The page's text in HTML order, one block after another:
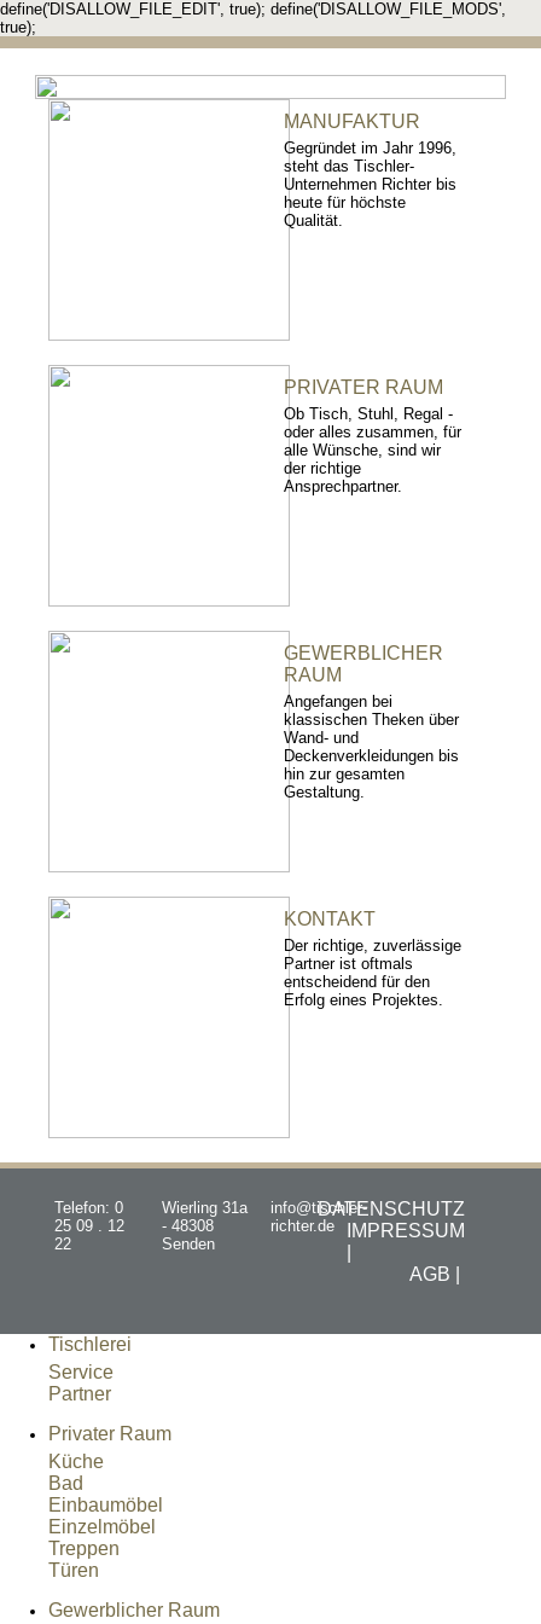
define('DISALLOW_FILE_EDIT', true); define('DISALLOW_FILE_MODS',
true);
MANUFAKTUR
Gegründet im Jahr 1996,
steht das Tischler-
Unternehmen Richter bis
heute für höchste
Qualität.
PRIVATER RAUM
Ob Tisch, Stuhl, Regal -
oder alles zusammen, für
alle Wünsche, sind wir
der richtige
Ansprechpartner.
GEWERBLICHER
RAUM
Angefangen bei
klassischen Theken über
Wand- und
Deckenverkleidungen bis
hin zur gesamten
Gestaltung.
KONTAKT
Der richtige, zuverlässige
Partner ist oftmals
entscheidend für den
Erfolg eines Projektes.
Telefon: 0
25 09 . 12
22
Wierling 31a
- 48308
Senden
info@tischler-
richter.de
DATENSCHUTZ
IMPRESSUM
AGB |
Tischlerei
Service
Partner
Privater Raum
Küche
Bad
Einbaumöbel
Einzelmöbel
Treppen
Türen
Gewerblicher Raum